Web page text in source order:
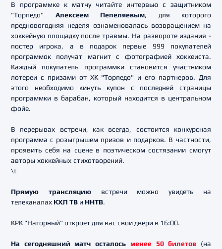
В программке к матчу читайте интервью с защитником
"Торпедо" Алексеем Пепеляевым, для которого
предновогодняя неделя ознаменовалась возвращением на
хоккейную площадку после травмы. На развороте издания -
постер игрока, а в подарок первые 999 покупателей
программок получат магнит с фотографией хоккеиста.
Каждый покупатель программки становится участником
лотереи с призами от ХК "Торпедо" и его партнеров. Для
этого необходимо кинуть купон с последней страницы
программки в барабан, который находится в центральном
фойе.
В перерывах встречи, как всегда, состоится конкурсная
программа с розыгрышем призов и подарков. В частности,
проявить себя на сцене в поэтическом состязании смогут
авторы хоккейных стихотворений.
\t
Прямую трансляциювстречи можно увидеть на
телеканалах КХЛ ТВ и ННТВ.
КРК "Нагорный" откроет для вас свои двери в 16:00.
На сегодняшний матч осталось менее 50 билетов (на